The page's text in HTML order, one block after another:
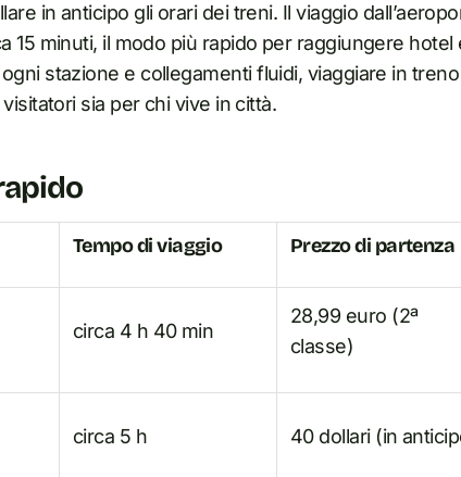
in anticipo gli orari dei treni. Il viaggio
15 minuti, il modo più rapido per raggiungere
stazione e collegamenti fluidi, viaggiare in
sia per chi vive in città.
Tempo di viaggio Prezzo di partenza
circa 4 h 40 min
28,99 euro (2ª
classe)
circa 5 h 40 dollari (in